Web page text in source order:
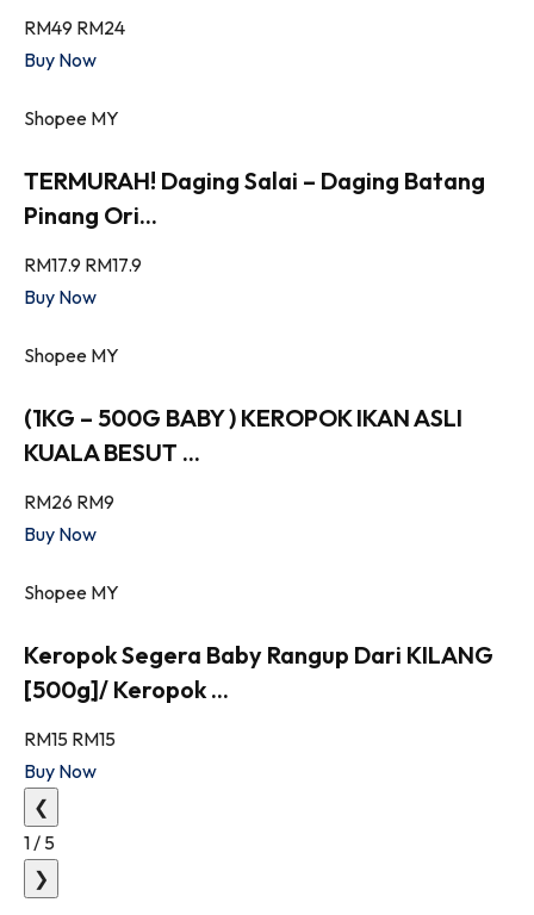
RM49 RM24
Buy Now
Shopee MY
TERMURAH! Daging Salai – Daging Batang
Pinang Ori...
RM17.9 RM17.9
Buy Now
Shopee MY
(1KG – 500G BABY ) KEROPOK IKAN ASLI
KUALA BESUT ...
RM26 RM9
Buy Now
Shopee MY
Keropok Segera Baby Rangup Dari KILANG
[500g]/ Keropok ...
RM15 RM15
Buy Now
❮
1 / 5
❯